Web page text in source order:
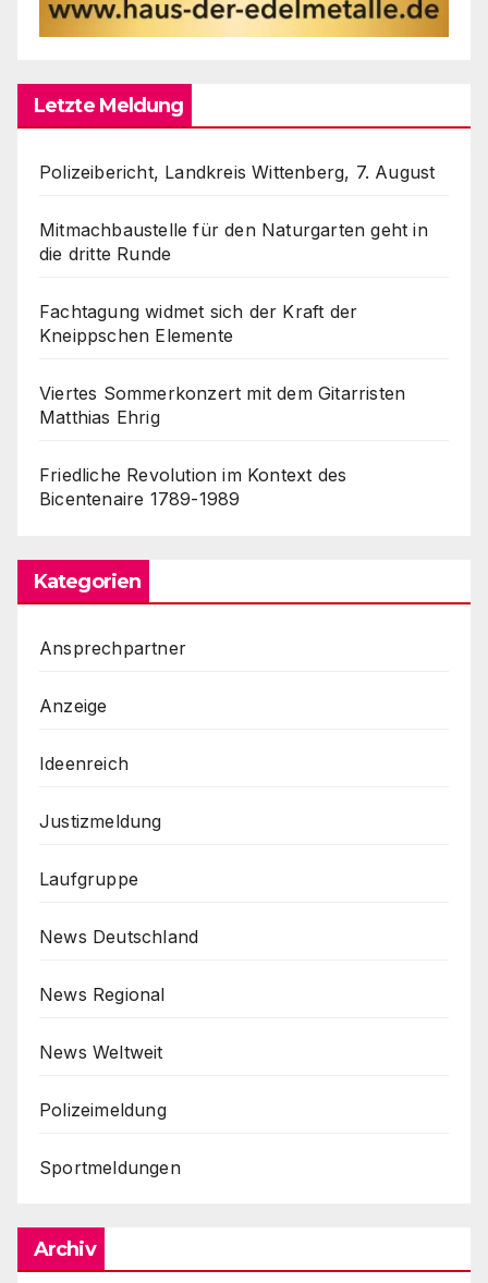
Letzte Meldung
Polizeibericht, Landkreis Wittenberg, 7. August
Mitmachbaustelle für den Naturgarten geht in
die dritte Runde
Fachtagung widmet sich der Kraft der
Kneippschen Elemente
Viertes Sommerkonzert mit dem Gitarristen
Matthias Ehrig
Friedliche Revolution im Kontext des
Bicentenaire 1789-1989
Kategorien
Ansprechpartner
Anzeige
Ideenreich
Justizmeldung
Laufgruppe
News Deutschland
News Regional
News Weltweit
Polizeimeldung
Sportmeldungen
Archiv